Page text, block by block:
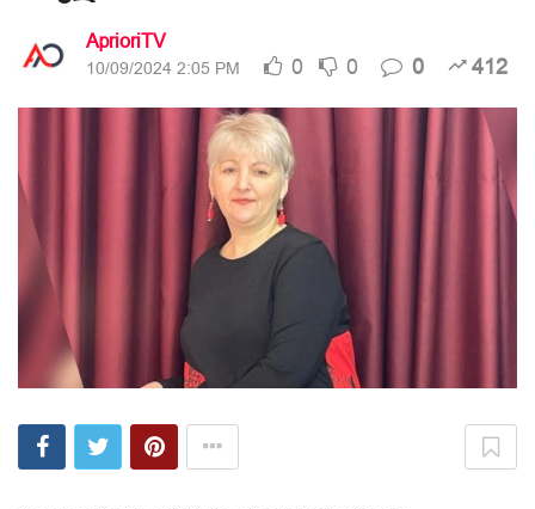
AprioriTV
10/09/2024 2:05 PM 0 0 0 412